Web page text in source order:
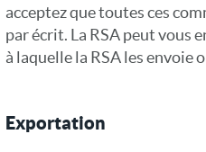
acceptez que toutes ces
par écrit. La RSA peut vous
à laquelle la RSA les envoie
Exportation